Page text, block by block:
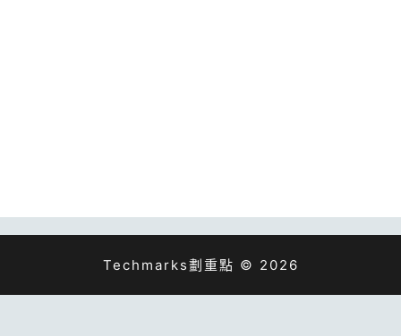
Techmarks劃重點 © 2026